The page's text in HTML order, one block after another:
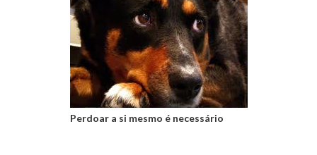
Perdoar a si mesmo é necessário